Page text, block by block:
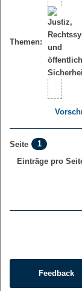
Themen:
Seite
1
Einträge pro
Feedback